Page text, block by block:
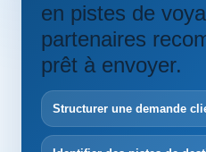
en pistes de
partenaires
prêt à envoyer.
Structurer une demande